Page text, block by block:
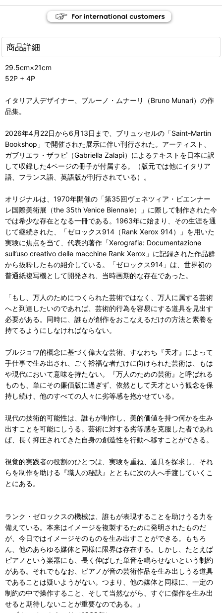
商品詳細
29.5cm×21cm
52P + 4P
イタリア人デザイナー、ブルーノ・ムナーリ（Bruno Munari）の作
品集。
2026年4月22日から6月13日まで、ブリュッセルの「Saint-Martin
Bookshop」で開催された展示に伴い刊行された。アーティスト、
ガブリエラ・ザラピ（Gabriella Zalapì）によるテキストを日本に訳
して収録した4ページの冊子が付属する。（版元では他にイタリア
語、フランス語、英語版が刊行されている）。
オリジナルは、1970年開催の「第35回ヴェネツィア・ビエンナー
レ国際美術展（the 35th Venice Biennale）」に際して制作された今
では希少な存在となる一冊である。1963年に始まり、その生涯を通
じて継続された、「ゼロックス914（Rank Xerox 914）」を用いた
実験に焦点を当て、代表的著作「Xerografia: Documentazione
sull’uso creativo delle macchine Rank Xerox」に記録された作品群
から抜粋したもの紹介している。「ゼロックス914」は、世界初の
普通紙複写機として開発され、当時画期的な存在であった。
「もし、万人のためにつくられた芸術ではなく、万人に属する芸術
へと到達したいのであれば、芸術的行為を容易にする道具を見出す
必要がある。同時に、誰もが創作をおこなえるだけの方法と素養を
持てるようにしなければならない。
ブルジョワ的概念に基づく偉大な芸術、すなわち『天才』によって
手仕事で生み出され、ごく裕福な者だけに向けられた芸術は、もは
や現代において意味を持たない。『万人のための芸術』と呼ばれる
ものも、単にその廉価版に過ぎず、依然として天才という観念を保
持し続け、他のすべての人々に劣等感を抱かせている。
現代の技術的可能性は、誰もが制作し、美的価値を持つ何かを生み
出すことを可能にしうる。芸術に対する劣等感を克服した者であれ
ば、長く抑圧されてきた自身の創造性を行動へ移すことができる。
視覚的実践者の役割のひとつは、実験を重ね、道具を探求し、それ
らを制作を助ける『職人の秘訣』とともに次の人へ手渡していくこ
とにある。
ランク・ゼロックスの機械は、誰もが表現することを助けうる力を
備えている。本来はイメージを複製するために発明されたものだ
が、今日ではイメージそのものを生み出すことができる。もちろ
ん、他のあらゆる媒体と同様に限界は存在する。しかし、たとえば
ピアノという楽器にも、長く伸ばした単音を鳴らせないという制約
がある。それでもなお、ピアノが音の芸術作品を生み出しうる道具
であることは疑いようがない。つまり、他の媒体と同様に、一定の
制約の中で操作すること、そして当然ながら、すぐに傑作を生み出
せると期待しないことが重要なのである。」